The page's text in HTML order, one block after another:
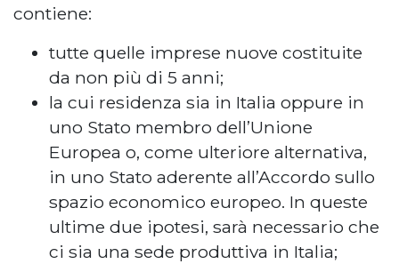
contiene:
tutte quelle imprese nuove costituite
da non più di 5 anni;
la cui residenza sia in Italia oppure in
uno Stato membro dell’Unione
Europea o, come ulteriore alternativa,
in uno Stato aderente all’Accordo sullo
spazio economico europeo. In queste
ultime due ipotesi, sarà necessario che
ci sia una sede produttiva in Italia;